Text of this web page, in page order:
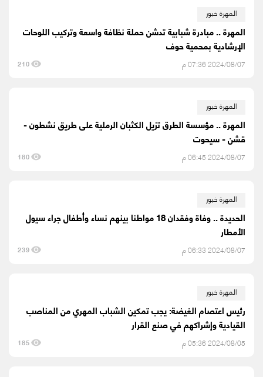
المهرة خبور
المهرة .. مبادرة شبابية تدشن حملة نظافة واسعة وتركيب اللوحات
الإرشادية بمحمية حوف
2024/08/07 07:36 م 210
المهرة خبور
المهرة .. مؤسسة الطرق تزيل الكثبان الرملية على طريق نشطون -
قشن - سيحوت
2024/08/07 06:45 م 180
المهرة خبور
الحديدة .. وفاة وفقدان 18 مواطنا بينهم نساء وأطفال جراء سيول
الأمطار
2024/08/07 06:33 م 239
المهرة خبور
رئيس اعتصام الغيضة: يجب تمكين الشباب المهري من المناصب
القيادية وإشراكهم في صنع القرار
2024/08/05 05:36 م 185